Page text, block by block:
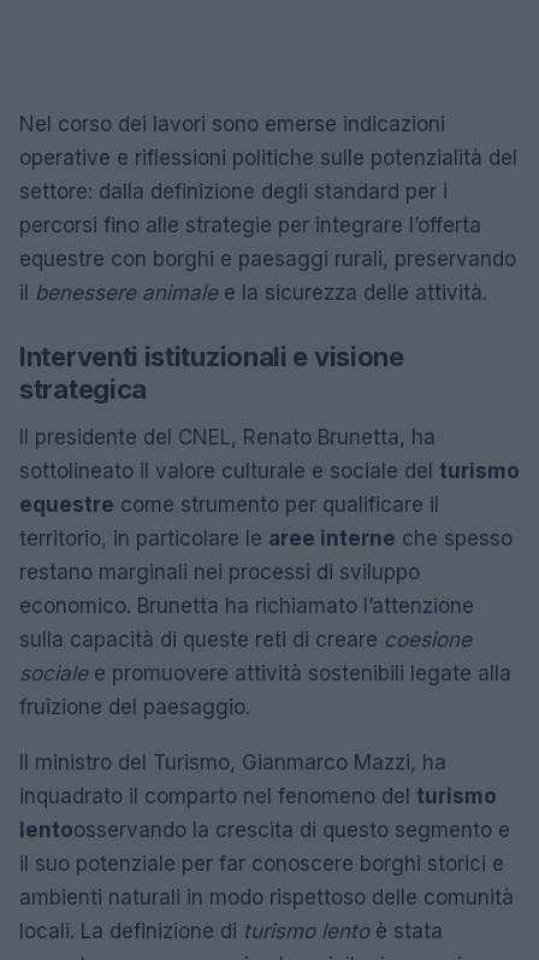
Nel corso dei lavori sono emerse indicazioni
operative e riflessioni politiche sulle potenzialità del
settore: dalla definizione degli standard per i
percorsi fino alle strategie per integrare l’offerta
equestre con borghi e paesaggi rurali, preservando
il benessere animalee la sicurezza delle attività.
Interventi istituzionali e visione
strategica
Il presidente del CNEL, Renato Brunetta, ha
sottolineato il valore culturale e sociale del turismo
equestre come strumento per qualificare il
territorio, in particolare le aree interne che spesso
restano marginali nei processi di sviluppo
economico. Brunetta ha richiamato l’attenzione
sulla capacità di queste reti di creare coesione
socialee promuovere attività sostenibili legate alla
fruizione del paesaggio.
Il ministro del Turismo, Gianmarco Mazzi, ha
inquadrato il comparto nel fenomeno del turismo
lentoosservando la crescita di questo segmento e
il suo potenziale per far conoscere borghi storici e
ambienti naturali in modo rispettoso delle comunità
locali. La definizione di turismo lentoè stata